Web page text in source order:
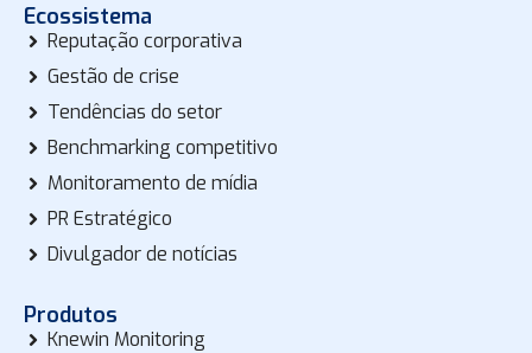
Ecossistema
Reputação corporativa
Gestão de crise
Tendências do setor
Benchmarking competitivo
Monitoramento de mídia
PR Estratégico
Divulgador de notícias
Produtos
Knewin Monitoring